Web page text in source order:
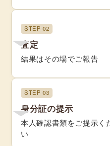
STEP 02
査定
結果はその場でご報告
STEP 03
身分証の提示
本人確認書類をご提示く
い